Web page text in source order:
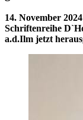
14. November 2024
Schriftenreihe
a.d.Ilm jetzt